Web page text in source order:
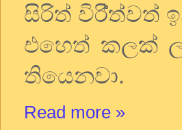
සිරිත් විරි්ත්වත්
එහෙත් කලක්
තියෙනවා.
Read more »